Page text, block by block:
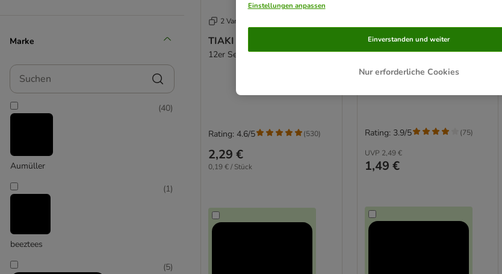
Kuscheltiere für Katzen
Katzenlaufrad
Katzenpools
Marke
Suchen
Aumüller
(40)
beeztees
(1)
(5)
2 Varianten
TIAKI Spiralen-Set
12er Set
2,29 €
0,19 € / Stück
Rating: 4.6/5 (530)
Trixie Matatabi-Stick mit
Fransen
1 Stück
UVP 2,49 €
1,49 €
Rating: 3.9/5 (75)
Einstellungen anpassen
Nur erforderliche Cookies
Einverstanden und weiter